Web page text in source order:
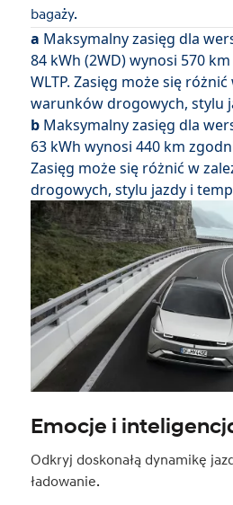
bagaży.
a Maksymalny zasięg dla
84 kWh (2WD) wynosi 570
WLTP. Zasięg może się
warunków drogowych, stylu
b Maksymalny zasięg dla
63 kWh wynosi 440 km
Zasięg może się różnić w
drogowych, stylu jazdy i
Emocje i
Odkryj doskonałą dynamikę
ładowanie.